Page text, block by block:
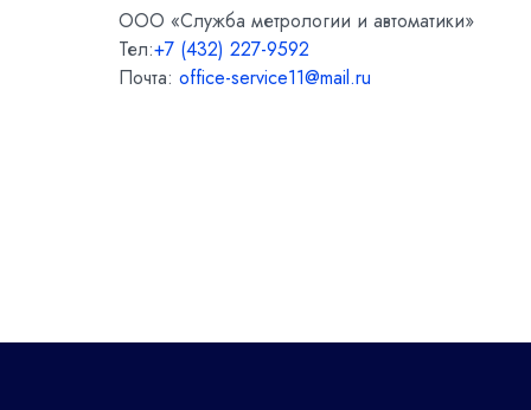
ООО «Служба метрологии и автоматики»
Тел:+7 (432) 227-9592
Почта: office-service11@mail.ru